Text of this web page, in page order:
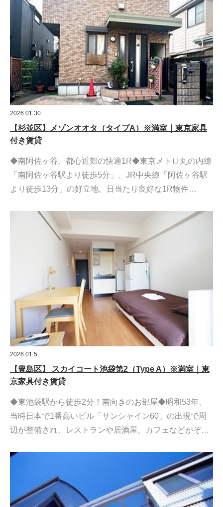
2026.01.30
【杉並区】メゾンオオタ（タイプA）※満室｜東京家具
付き賃貸
◆南阿佐ヶ谷、都心近郊の快適1R◆東京メトロ丸の内線
「南阿佐ヶ谷駅より徒歩5分」、JR中央線「阿佐ヶ谷駅
より徒歩13分」の好立地。日当たり良好な1R物件…
2026.01.5
【豊島区】 スカイコート池袋第2（Type A）※満室｜東
京家具付き賃貸
◆東池袋駅から徒歩2分！南向きのお部屋◆昭和53年、
当時日本で1番高いビル「サンシャイン60」の出現で周
辺が整備され、レストランや居酒屋、カフェなどがぞ…